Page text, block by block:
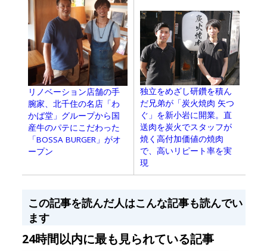
リノベーション店舗の手
腕家、北千住の名店「わ
かば堂」グループから国
産牛のパテにこだわった
「BOSSA BURGER」がオ
ープン
独立をめざし研鑽を積ん
だ兄弟が「炭火焼肉 矢つ
ぐ」を新小岩に開業。直
送肉を炭火でスタッフが
焼く高付加価値の焼肉
で、高いリピート率を実
現
この記事を読んだ人はこんな記事も読んでい
ます
24時間以内に最も見られている記事